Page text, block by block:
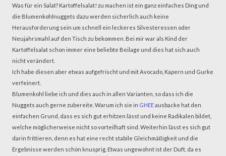
Was für ein Salat? Kartoffelsalat! zu machen ist ein ganz einfaches Ding und
die Blumenkohlnuggets dazu werden sicherlich auch keine
Herausforderung sein um schnell ein leckeres Silvesteressen oder
Neujahrsmahl auf den Tisch zu bekommen. Bei mir war als Kind der
Kartoffelsalat schon immer eine beliebte Beilage und dies hat sich auch
nicht verändert.
Ich habe diesen aber etwas aufgefrischt und mit Avocado, Kapern und Gurke
verfeinert.
Blumenkohl liebe ich und dies auch in allen Varianten, so dass ich die
Nuggets auch gerne zubereite. Warum ich sie in GHEE ausbacke hat den
einfachen Grund, dass es sich gut erhitzen lässt und keine Radikalen bildet,
welche möglicherweise nicht so vorteilhaft sind. Weiterhin lässt es sich gut
darin frittieren, denn es hat eine recht stabile Gleichmäßigkeit und die
Ergebnisse werden schön knusprig. Etwas ungewohnt ist der Duft, da es